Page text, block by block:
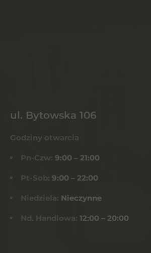
ul. Bytowska 106
Godziny otwarcia
Pn-Czw: 9:00 – 21:00
Pt-Sob: 9:00 – 22:00
Niedziela: Nieczynne
Nd. Handlowa: 12:00 – 20:00